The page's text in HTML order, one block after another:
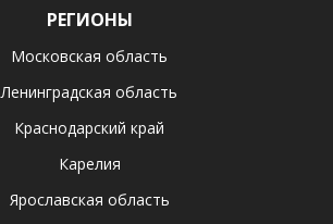
РЕГИОНЫ
Московская область
Ленинградская область
Краснодарский край
Карелия
Ярославская область